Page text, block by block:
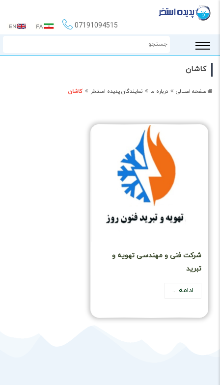
07191094515
کاشان
صفحه اصـــلی درباره ما نمایندگان پدیده استخر کاشان
شرکت فنی و مهندسی تهویه و
تبرید
ادامه ...